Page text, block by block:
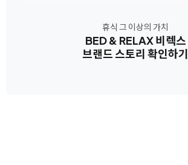
휴식 그 이상의 가치
BED & RELAX 비렉스
브랜드 스토리 확인하기